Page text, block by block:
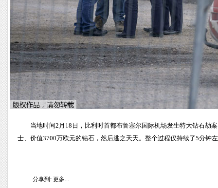
当地时间2月18日，比利时首都布鲁塞尔国际机场发生特大钻石劫
士、价值3700万欧元的钻石，然后逃之夭夭。整个过程仅持续了5分钟
分享到: 更多...